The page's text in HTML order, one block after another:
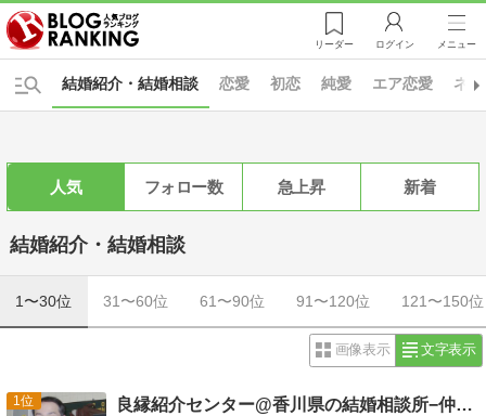
リーダー ログイン メニュー
恋愛 初恋 純愛 エア恋愛 ネ
結婚紹介・結婚相談
人気 フォロー数 急上昇 新着
結婚紹介・結婚相談
1〜30位 31〜60位 61〜90位 91〜120位 121〜150位
画像表示 文字表示
1 良縁紹介センター@香川県の結婚相談所−仲人ブログ